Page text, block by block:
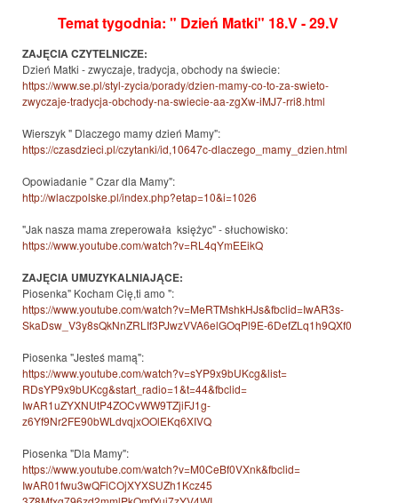
Temat tygodnia: " Dzień Matki" 18.V - 29.V
ZAJĘCIA CZYTELNICZE:
Dzień Matki - zwyczaje, tradycja, obchody na świecie:
https://www.se.pl/styl-zycia/porady/dzien-mamy-co-to-za-swieto-
zwyczaje-tradycja-obchody-na-swiecie-aa-zgXw-iMJ7-rri8.html
Wierszyk " Dlaczego mamy dzień Mamy":
https://czasdzieci.pl/czytanki/id,10647c-dlaczego_ mamy_dzien.html
Opowiadanie " Czar dla Mamy":
http://wlaczpolske.pl/index.php?etap=10&i=1026
"Jak nasza mama zreperowała księżyc" - słuchowisko:
https://www.youtube.com/watch?v=RL4qYmEEikQ
ZAJĘCIA UMUZYKALNIAJĄCE:
Piosenka" Kocham Cię,ti amo ":
https://www.youtube.com/watch?v=MeRTMshkHJs&fbclid=IwAR3s-
SkaDsw_ V3y8sQkNnZRLIf3PJwzVVA6elGOqPl9E-6DefZLq1h9QXf0
Piosenka "Jesteś mamą":
https://www.youtube.com/watch?v=sYP9x9bUKcg&list=
RDsYP9x9bUKcg&start_radio=1&t=44&fbclid=
IwAR1uZYXNUtP4ZOCvWW9TZjiFJ1g-
z6Yf9Nr2FE90bWLdvqjxOOlEKq6XIVQ
Piosenka "Dla Mamy":
https://www.youtube.com/watch?v=M0CeBf0VXnk&fbclid=
IwAR01fwu3wQFiCOjXYXSUZh1Kcz45